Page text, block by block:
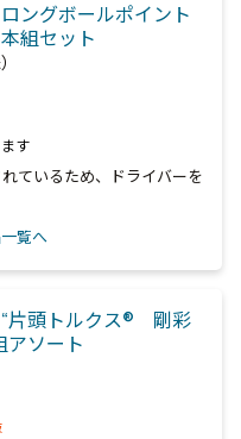
ングボールポイント
組セット
す
ているため、ドライバーを
覧へ
片頭トルクス® 剛彩
ソート